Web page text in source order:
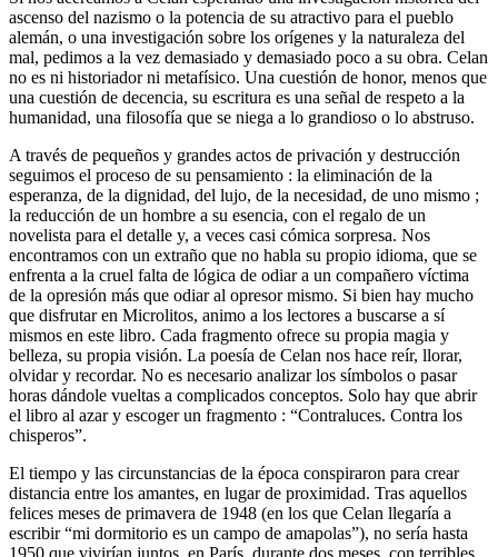
ascenso del nazismo o la potencia de su atractivo para el pueblo
alemán, o una investigación sobre los orígenes y la naturaleza del
mal, pedimos a la vez demasiado y demasiado poco a su obra. Celan
no es ni historiador ni metafísico. Una cuestión de honor, menos que
una cuestión de decencia, su escritura es una señal de respeto a la
humanidad, una filosofía que se niega a lo grandioso o lo abstruso.
A través de pequeños y grandes actos de privación y destrucción
seguimos el proceso de su pensamiento : la eliminación de la
esperanza, de la dignidad, del lujo, de la necesidad, de uno mismo ;
la reducción de un hombre a su esencia, con el regalo de un
novelista para el detalle y, a veces casi cómica sorpresa. Nos
encontramos con un extraño que no habla su propio idioma, que se
enfrenta a la cruel falta de lógica de odiar a un compañero víctima
de la opresión más que odiar al opresor mismo. Si bien hay mucho
que disfrutar en Microlitos, animo a los lectores a buscarse a sí
mismos en este libro. Cada fragmento ofrece su propia magia y
belleza, su propia visión. La poesía de Celan nos hace reír, llorar,
olvidar y recordar. No es necesario analizar los símbolos o pasar
horas dándole vueltas a complicados conceptos. Solo hay que abrir
el libro al azar y escoger un fragmento : “Contraluces. Contra los
chisperos”.
El tiempo y las circunstancias de la época conspiraron para crear
distancia entre los amantes, en lugar de proximidad. Tras aquellos
felices meses de primavera de 1948 (en los que Celan llegaría a
escribir “mi dormitorio es un campo de amapolas”), no sería hasta
1950 que vivirían juntos, en París, durante dos meses, con terribles